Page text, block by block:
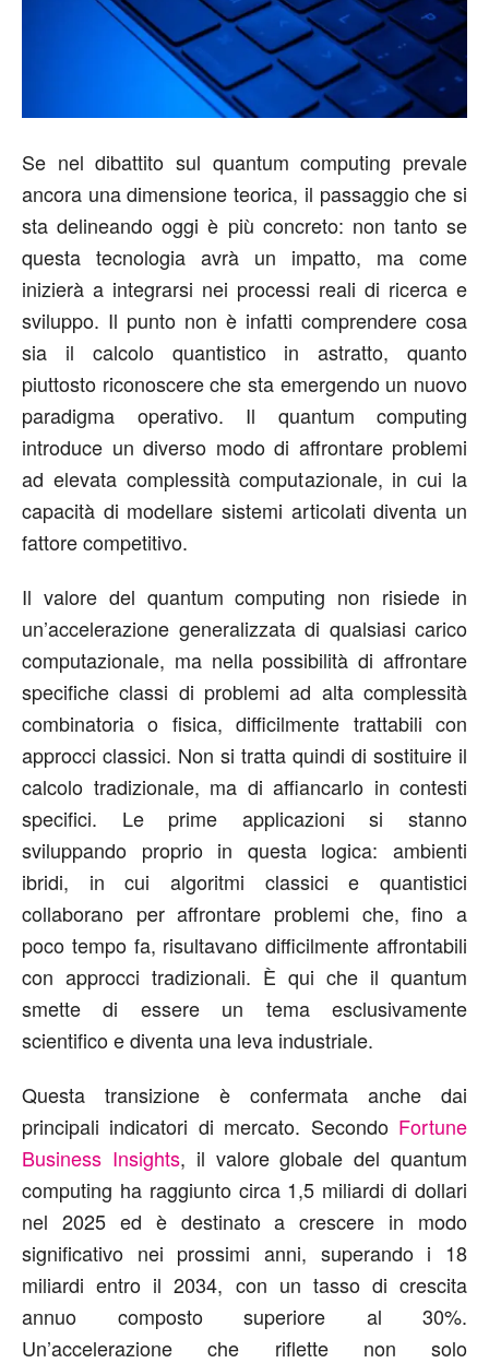
Se nel dibattito sul quantum computing prevale
ancora una dimensione teorica, il passaggio che si
sta delineando oggi è più concreto: non tanto se
questa tecnologia avrà un impatto, ma come
inizierà a integrarsi nei processi reali di ricerca e
sviluppo. Il punto non è infatti comprendere cosa
sia il calcolo quantistico in astratto, quanto
piuttosto riconoscere che sta emergendo un nuovo
paradigma operativo. Il quantum computing
introduce un diverso modo di affrontare problemi
ad elevata complessità computazionale, in cui la
capacità di modellare sistemi articolati diventa un
fattore competitivo.
Il valore del quantum computing non risiede in
un’accelerazione generalizzata di qualsiasi carico
computazionale, ma nella possibilità di affrontare
specifiche classi di problemi ad alta complessità
combinatoria o fisica, difficilmente trattabili con
approcci classici. Non si tratta quindi di sostituire il
calcolo tradizionale, ma di affiancarlo in contesti
specifici. Le prime applicazioni si stanno
sviluppando proprio in questa logica: ambienti
ibridi, in cui algoritmi classici e quantistici
collaborano per affrontare problemi che, fino a
poco tempo fa, risultavano difficilmente affrontabili
con approcci tradizionali. È qui che il quantum
smette di essere un tema esclusivamente
scientifico e diventa una leva industriale.
Questa transizione è confermata anche dai
principali indicatori di mercato. Secondo Fortune
Business Insights, il valore globale del quantum
computing ha raggiunto circa 1,5 miliardi di dollari
nel 2025 ed è destinato a crescere in modo
significativo nei prossimi anni, superando i 18
miliardi entro il 2034, con un tasso di crescita
annuo composto superiore al 30%.
Un’accelerazione che riflette non solo